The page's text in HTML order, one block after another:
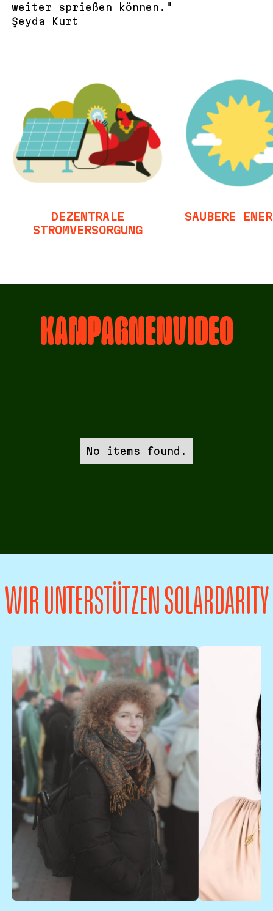
weiter sprießen können."
Şeyda Kurt
DEZENTRALE
STROMVERSORGUNG
SAUBERE
KAMPAGNENVIDEO
No items found.
WIR UNTERSTÜTZEN SOLARDARITY